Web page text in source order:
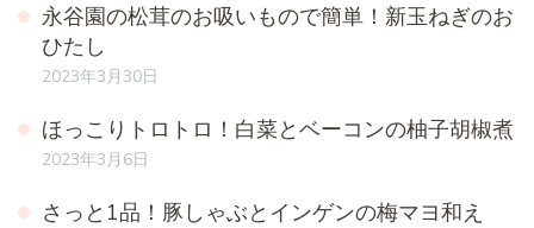
永谷園の松茸のお吸いもので簡単！新玉ねぎのお
ひたし
2023年3月30日
ほっこりトロトロ！白菜とベーコンの柚子胡椒煮
2023年3月6日
さっと1品！豚しゃぶとインゲンの梅マヨ和え